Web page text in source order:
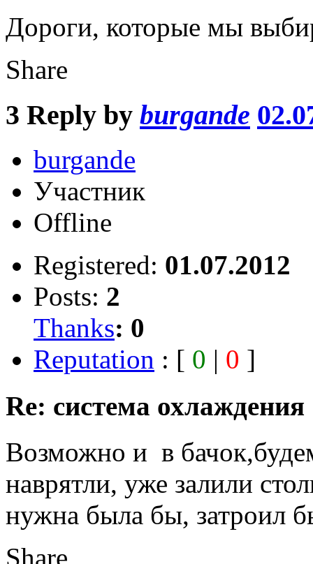
Дороги, которые мы
Share
3 Reply by burgande
burgande
Участник
Offline
Registered: 01.07.2012
Posts: 2
Thanks: 0
Reputation : [ 0 | 0 ]
Re: система охлаждения
Возможно и в
наврятли, уже залили
нужна была бы, затроил
Share